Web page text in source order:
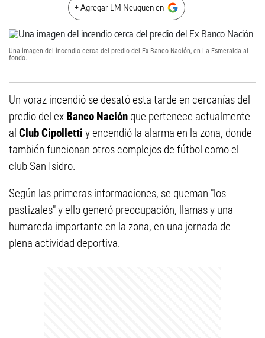
+ Agregar LM Neuquen en
Una imagen del incendio cerca del predio del Ex Banco Nación, en La Esmeralda al
fondo.
Un voraz incendió se desató esta tarde en cercanías del
predio del ex Banco Nación que pertenece actualmente
al ClubCipolletti y encendió la alarma en la zona, donde
también funcionan otros complejos de fútbol como el
club San Isidro.
Según las primeras informaciones, se queman "los
pastizales" y ello generó preocupación, llamas y una
humareda importante en la zona, en una jornada de
plena actividad deportiva.